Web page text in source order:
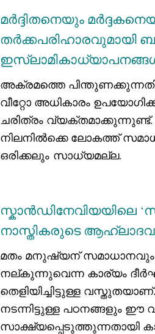
മര്‍ദ്ദിതനെയും
തര്‍ക്കപരിഹാരവുമായി
അക്രമത്തെ
വീറ്റോ അധികാരം
ചരിത്രം
നിലനില്‍ക്കെ ലോകത്ത്
ഒരിക്കലും സാധ്യമല്ല.
സ്കാന്‍ഡിനേവിയയിലെ
നാസ്തികരുടെ
മതം മനുഷ്യന്
നല്കുന്നുവെന്ന കാര്യം
തെളിയിച്ചിട്ടുള്ള
നടന്നിട്ടുള്ള പഠനങ്ങളും ഈ
സാക്ഷ്യപ്പെടുത്തുന്നതായി